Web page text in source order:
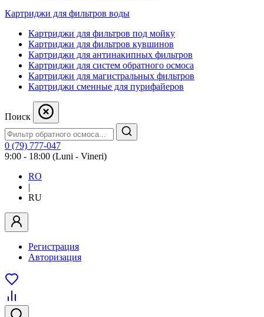
Картриджи для фильтров воды
Картриджи для фильтров под мойку
Картриджи для фильтров кувшинов
Картриджи для антинакипных фильтров
Картриджи для систем обратного осмоса
Картриджи для магистральных фильтров
Картриджи сменные для пурифайеров
Поиск
0 (79) 777-047
9:00 - 18:00 (Luni - Vineri)
RO
|
RU
Регистрация
Авторизация